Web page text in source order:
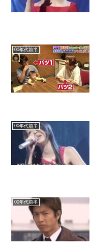
00年代前半
00年代前半
00年代前半